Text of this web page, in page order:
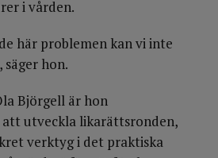
i vården.
här problemen kan vi inte
hon.
Björgell är hon
utveckla likarättsronden,
verktyg i det praktiska